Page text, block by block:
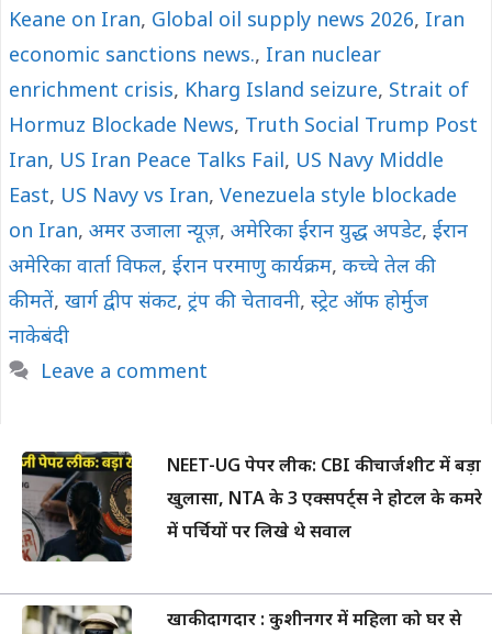
Keane on Iran, Global oil supply news 2026, Iran
economic sanctions news., Iran nuclear
enrichment crisis, Kharg Island seizure, Strait of
Hormuz Blockade News, Truth Social Trump Post
Iran, US Iran Peace Talks Fail, US Navy Middle
East, US Navy vs Iran, Venezuela style blockade
on Iran, अमर उजाला न्यूज़, अमेरिका ईरान युद्ध अपडेट, ईरान
अमेरिका वार्ता विफल, ईरान परमाणु कार्यक्रम, कच्चे तेल की
कीमतें, खार्ग द्वीप संकट, ट्रंप की चेतावनी, स्ट्रेट ऑफ होर्मुज
नाकेबंदी
Leave a comment
NEET-UG पेपर लीक: CBI की चार्जशीट में बड़ा
खुलासा, NTA के 3 एक्सपर्ट्स ने होटल के कमरे
में पर्चियों पर लिखे थे सवाल
खाकी दागदार : कुशीनगर में महिला को घर से